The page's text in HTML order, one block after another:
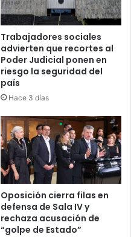
Trabajadores sociales
advierten que recortes al
Poder Judicial ponen en
riesgo la seguridad del
país
Hace 3 días
Oposición cierra filas en
defensa de Sala IV y
rechaza acusación de
“golpe de Estado”